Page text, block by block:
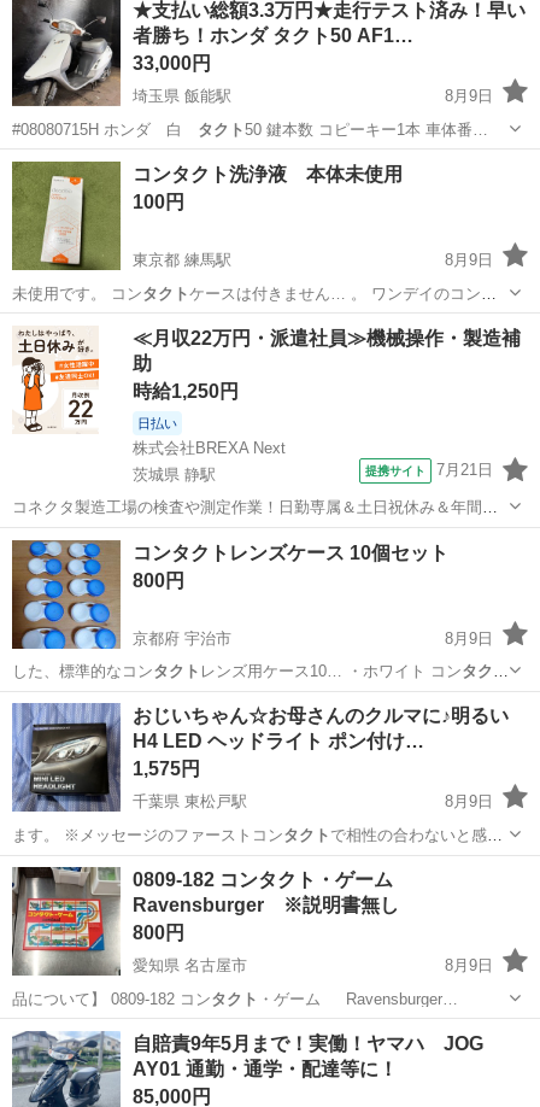
★支払い総額3.3万円★走行テスト済み！早い
者勝ち！ホンダ タクト50 AF1…
33,000円
埼玉県 飯能駅
8月9日
#08080715H ホンダ 白 タクト 50 鍵本数 コピーキー1本 車体番…
埼玉 飯能市 飯能駅 ホンダ タクト
コンタクト洗浄液 本体未使用
100円
東京都 練馬駅
8月9日
未使用です。 コンタクトケースは付きません… 。 ワンデイのコン
クトに切り替えたため出…
東京 練馬区 練馬駅 その他
≪月収22万円・派遣社員≫機械操作・製造補
助
時給1,250円
日払い
株式会社BREXA Next
茨城県 静駅
提携サイト 7月21日
コネクタ製造工場の検査や測定作業！日勤専属＆土日祝休み＆年間休
日128日★クリーンルーム内作業★マイカー通勤OK＆無料駐車場あり
★就業先食堂利用可！日払い制度あり！《茨城県常陸大宮市》 人気の
工場のお仕事 ◇コネクタ製造工...
茨城 常陸大宮市 静駅 その他
コンタクトレンズケース 10個セット
800円
京都府 宇治市
8月9日
した、標準的なコンタクト レンズ用ケース10… ・ホワイト コンタクト
レンズの保管にはも…
京都 宇治市
おじいちゃん☆お母さんのクルマに♪明るい
H4 LED ヘッドライト ポン付け…
1,575円
千葉県 東松戸駅
8月9日
ます。 ※メッセージのファーストコンタクト で相性の合わないと感じ
るメッセージは、…
千葉 松戸市 パーツ 対象
0809-182 コンタクト・ゲーム
Ravensburger ※説明書無し
800円
愛知県 名古屋市
8月9日
品について】 0809-182 コンタクト ・ゲーム Ravensburger…
愛知 名古屋市 ボードゲーム 現地
自賠責9年5月まで！実働！ヤマハ JOG
AY01 通勤・通学・配達等に！
85,000円